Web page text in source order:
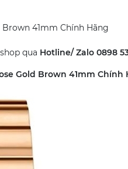
Brown 41mm Chính Hãng
qua Hotline/ Zalo 0898
Gold Brown 41mm Chính